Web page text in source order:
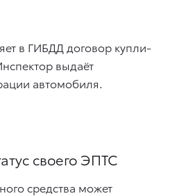
в ГИБДД договор купли-
выдаёт
автомобиля.
своего ЭПТС
средства может